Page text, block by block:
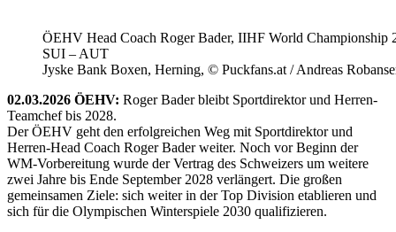
ÖEHV Head Coach Roger Bader, IIHF World Championship
SUI – AUT
Jyske Bank Boxen, Herning, © Puckfans.at / Andreas
02.03.2026 ÖEHV: Roger Bader bleibt Sportdirektor und Herren-
Teamchef bis 2028.
Der ÖEHV geht den erfolgreichen Weg mit Sportdirektor und
Herren-Head Coach Roger Bader weiter. Noch vor Beginn der
WM-Vorbereitung wurde der Vertrag des Schweizers um weitere
zwei Jahre bis Ende September 2028 verlängert. Die großen
gemeinsamen Ziele: sich weiter in der Top Division etablieren und
sich für die Olympischen Winterspiele 2030 qualifizieren.